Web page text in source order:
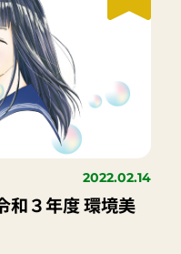
2022.02.14
和３年度 環境美